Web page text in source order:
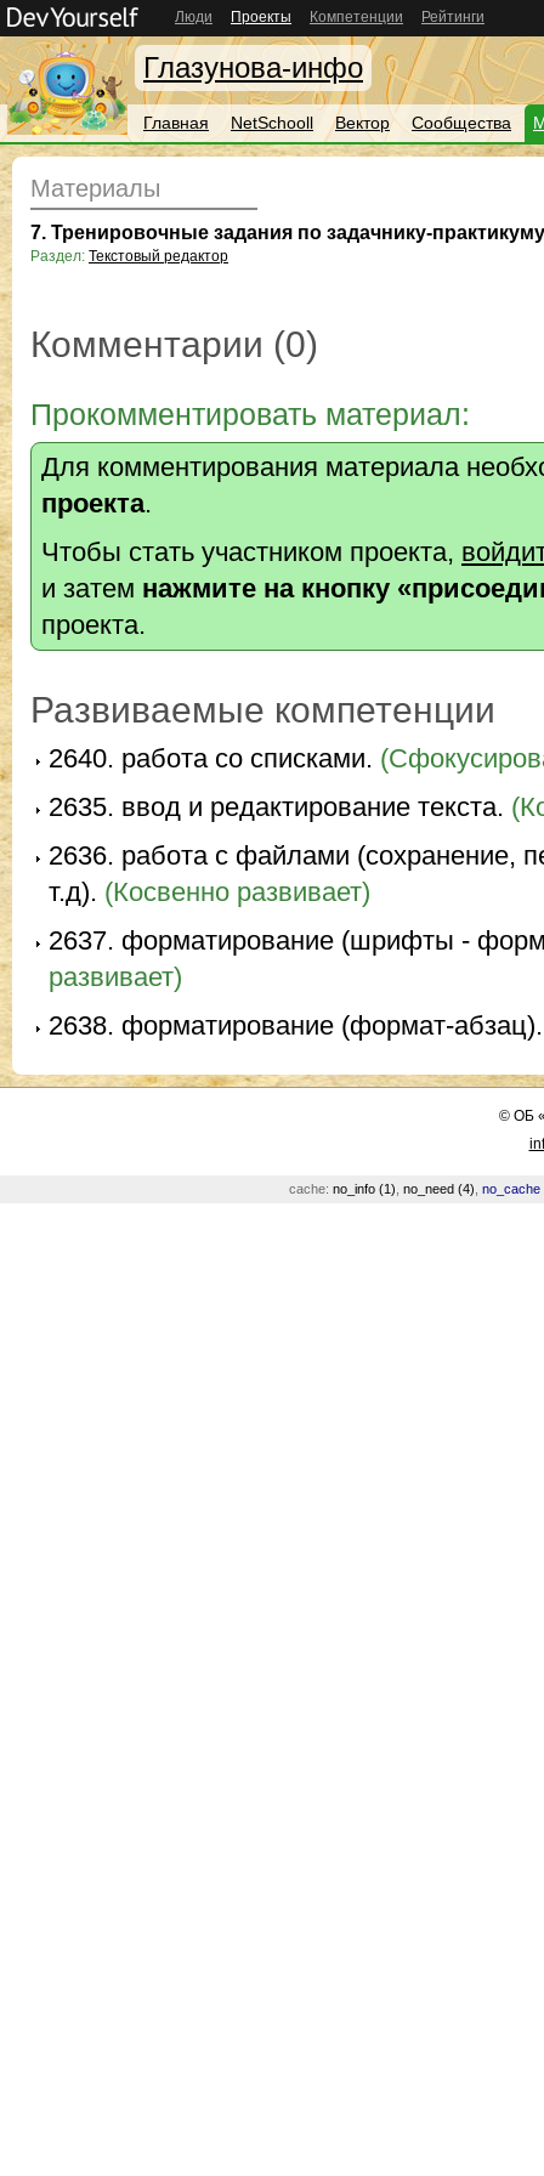
Люди Проекты Компетенции Рейтинги
Глазунова-инфо
Главная NetSchooll Вектор Сообщества
Материалы
7. Тренировочные задания по задачнику-
Раздел: Текстовый редактор
Комментарии (0)
Прокомментировать материал:
Для комментирования материала
проекта.
Чтобы стать участником проекта,
и затем нажмите на кнопку
проекта.
Развиваемые компетенции
2640. работа со списками.
2635. ввод и редактирование текста.
2636. работа с файлами (сохранение,
т.д). (Косвенно развивает)
2637. форматирование (шрифты -
развивает)
2638. форматирование (формат-абзац).
©ОБ
cache: no_info (1) no_need (4) no_cache